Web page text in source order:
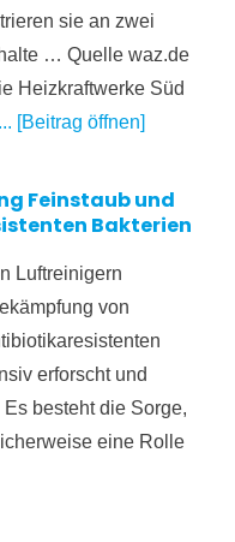
sie an zwei
… Quelle waz.de
Heizkraftwerke Süd
... [Beitrag öffnen]
Feinstaub und
Bakterien
Luftreinigern
von
erforscht und
besteht die Sorge,
eine Rolle